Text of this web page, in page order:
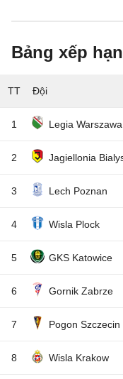
Bảng xếp
TT Đội
1 Legia Warszawa
2 Jagiellonia
3 Lech Poznan
4 Wisla Plock
5 GKS Katowice
6 Gornik Zabrze
7 Pogon Szczecin
8 Wisla Krakow